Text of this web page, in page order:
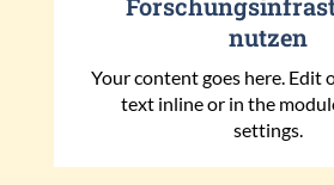
nutzen
Your content goes here. Edit
text inline or in the
settings.